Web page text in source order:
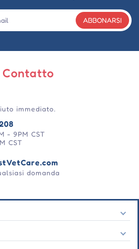
ABBONARSI
Contatto
- 9PM CST
CST
domanda
immediato.